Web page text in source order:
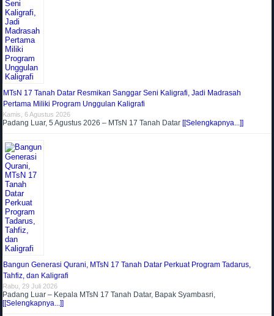
MTsN 17 Tanah Datar Resmikan Sanggar Seni Kaligrafi, Jadi Madrasah
Pertama Miliki Program Unggulan Kaligrafi
Kamis, 6 Agustus 2026
Padang Luar, 5 Agustus 2026 – MTsN 17 Tanah Datar[[Selengkapnya...]]
Bangun Generasi Qurani, MTsN 17 Tanah Datar Perkuat Program Tadarus,
Tahfiz, dan Kaligrafi
Rabu, 29 Juli 2026
Padang Luar – Kepala MTsN 17 Tanah Datar, Bapak Syambasri,
[[Selengkapnya...]]